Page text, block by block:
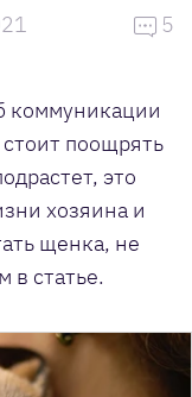
5
коммуникации
поощрять
это
хозяина и
щенка, не
в статье.